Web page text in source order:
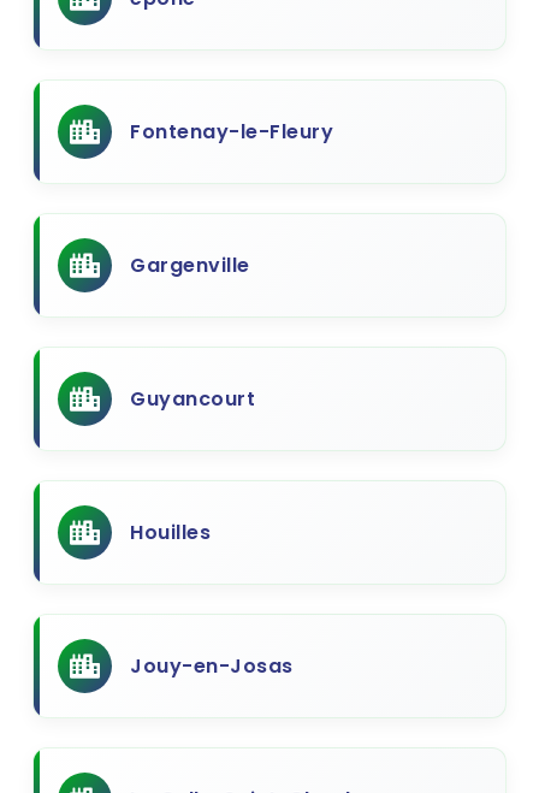
Fontenay-le-Fleury
Gargenville
Guyancourt
Houilles
Jouy-en-Josas